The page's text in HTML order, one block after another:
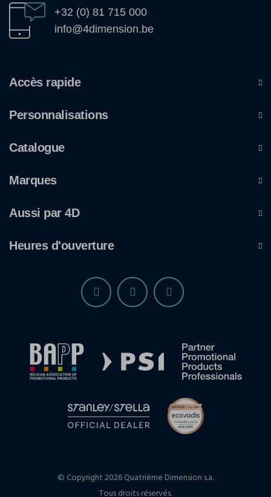
+32 (0) 81 715 000
info@4dimension.be
Accès rapide
Personnalisations
Catalogue
Marques
Aussi par 4D
Heures d'ouverture
© Copyright 2026 Quatrième Dimension s.a.
Tous droits réservés.